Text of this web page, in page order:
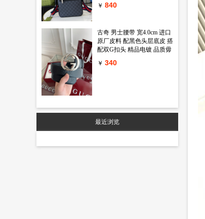
面料之一 该面料以超细纤维
魅力 同色调皮革滚边令整个
廓形愈发丰满 典藏条纹织带
则为整个设计注入一抹亮色
黑色GG Supreme帆布 黑色皮
￥ 840
古奇 男士腰带 宽4.0cm 进口
原厂皮料 配黑色头层底皮 搭
配双G扣头 精品电镀 品质毋
装 送礼自用首选
￥ 340
最近浏览